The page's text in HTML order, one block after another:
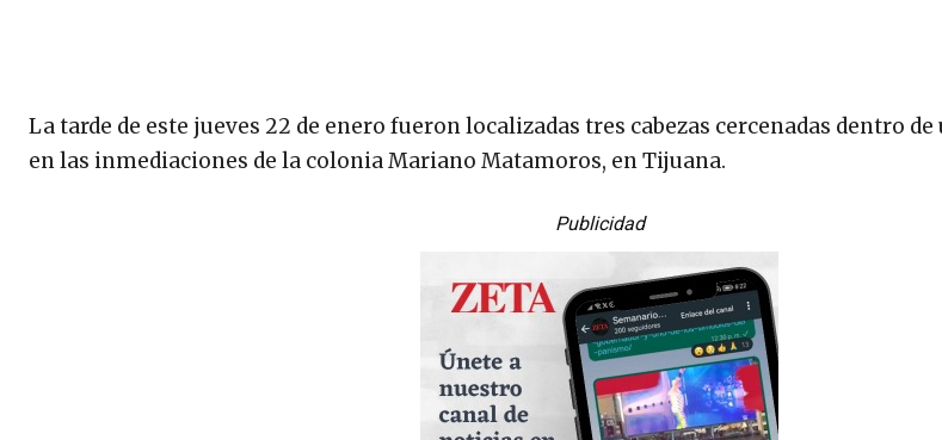
La tarde de este jueves 22 de enero fueron localizadas tres cabezas cercenadas dentro
en las inmediaciones de la colonia Mariano Matamoros, en Tijuana.
Publicidad